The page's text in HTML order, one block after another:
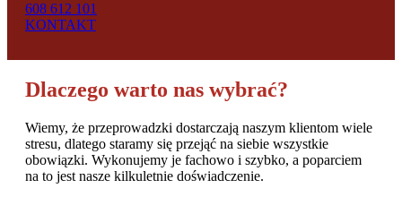
608 612 101
KONTAKT
Dlaczego warto nas wybrać?
Wiemy, że przeprowadzki dostarczają naszym klientom wiele
stresu, dlatego staramy się przejąć na siebie wszystkie
obowiązki. Wykonujemy je fachowo i szybko, a poparciem
na to jest nasze kilkuletnie doświadczenie.